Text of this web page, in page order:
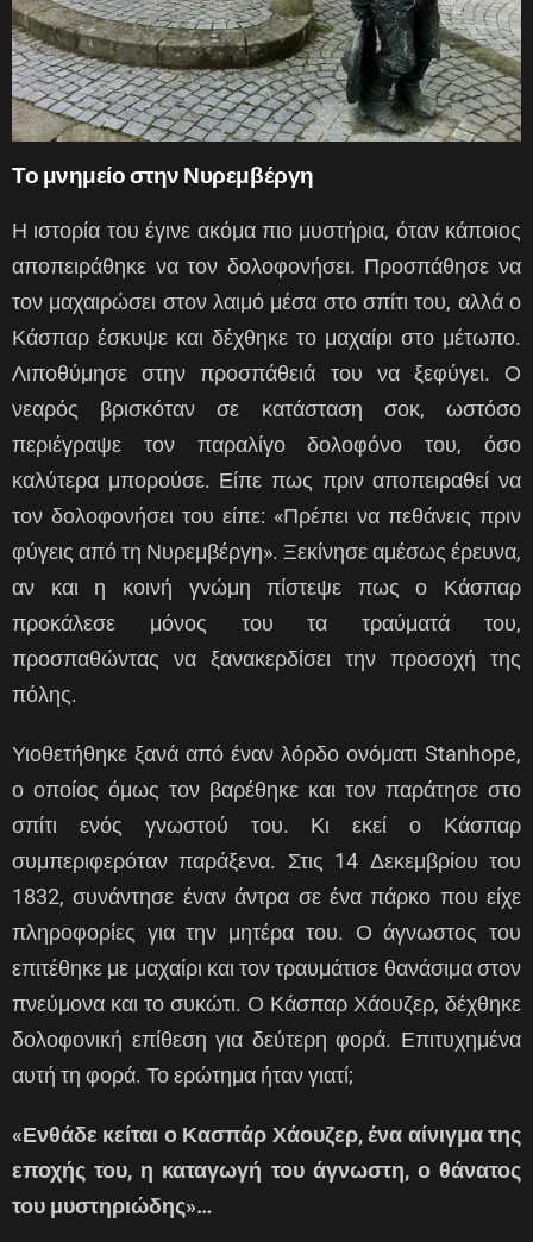
Το μνημείο στην Νυρεμβέργη
Η ιστορία του έγινε ακόμα πιο μυστήρια, όταν κάποιος
αποπειράθηκε να τον δολοφονήσει. Προσπάθησε να
τον μαχαιρώσει στον λαιμό μέσα στο σπίτι του, αλλά ο
Κάσπαρ έσκυψε και δέχθηκε το μαχαίρι στο μέτωπο.
Λιποθύμησε στην προσπάθειά του να ξεφύγει. Ο
νεαρός βρισκόταν σε κατάσταση σοκ, ωστόσο
περιέγραψε τον παραλίγο δολοφόνο του, όσο
καλύτερα μπορούσε. Είπε πως πριν αποπειραθεί να
τον δολοφονήσει του είπε: «Πρέπει να πεθάνεις πριν
φύγεις από τη Νυρεμβέργη». Ξεκίνησε αμέσως έρευνα,
αν και η κοινή γνώμη πίστεψε πως ο Κάσπαρ
προκάλεσε μόνος του τα τραύματά του,
προσπαθώντας να ξανακερδίσει την προσοχή της
πόλης.
Υιοθετήθηκε ξανά από έναν λόρδο ονόματι Stanhope,
ο οποίος όμως τον βαρέθηκε και τον παράτησε στο
σπίτι ενός γνωστού του. Κι εκεί ο Κάσπαρ
συμπεριφερόταν παράξενα. Στις 14 Δεκεμβρίου του
1832, συνάντησε έναν άντρα σε ένα πάρκο που είχε
πληροφορίες για την μητέρα του. Ο άγνωστος του
επιτέθηκε με μαχαίρι και τον τραυμάτισε θανάσιμα στον
πνεύμονα και το συκώτι. Ο Κάσπαρ Χάουζερ, δέχθηκε
δολοφονική επίθεση για δεύτερη φορά. Επιτυχημένα
αυτή τη φορά. Το ερώτημα ήταν γιατί;
«Ενθάδε κείται ο Κασπάρ Χάουζερ, ένα αίνιγμα της
εποχής του, η καταγωγή του άγνωστη, ο θάνατος
του μυστηριώδης»…